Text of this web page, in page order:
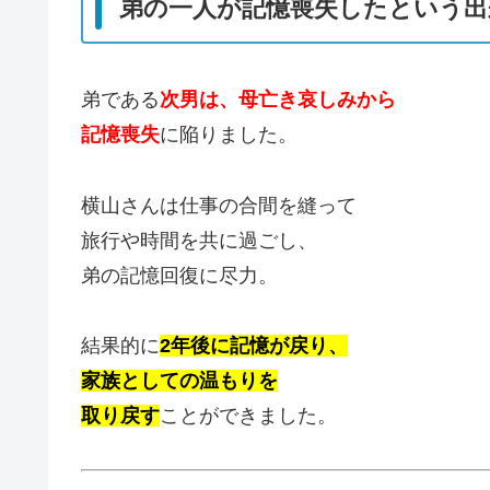
弟の一人が記憶喪失したという
弟である次男は、母亡き哀しみから
記憶喪失に陥りました。
横山さんは仕事の合間を縫って
旅行や時間を共に過ごし、
弟の記憶回復に尽力。
結果的に2年後に記憶が戻り、
家族としての温もりを
取り戻すことができました。